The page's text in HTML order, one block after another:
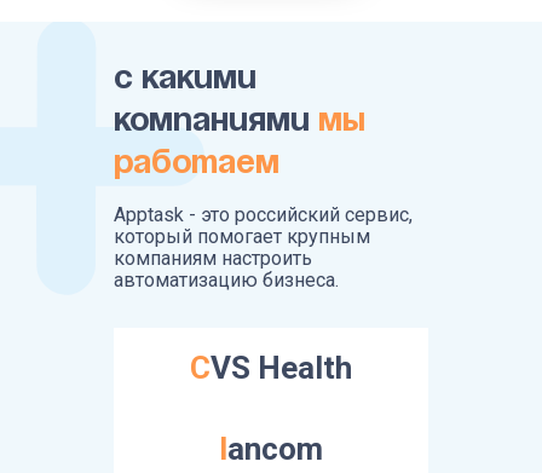
С какими
компаниями мы
работаем
Apptask - это российский сервис,
который помогает крупным
компаниям настроить
автоматизацию бизнеса.
CVS Health
lancom